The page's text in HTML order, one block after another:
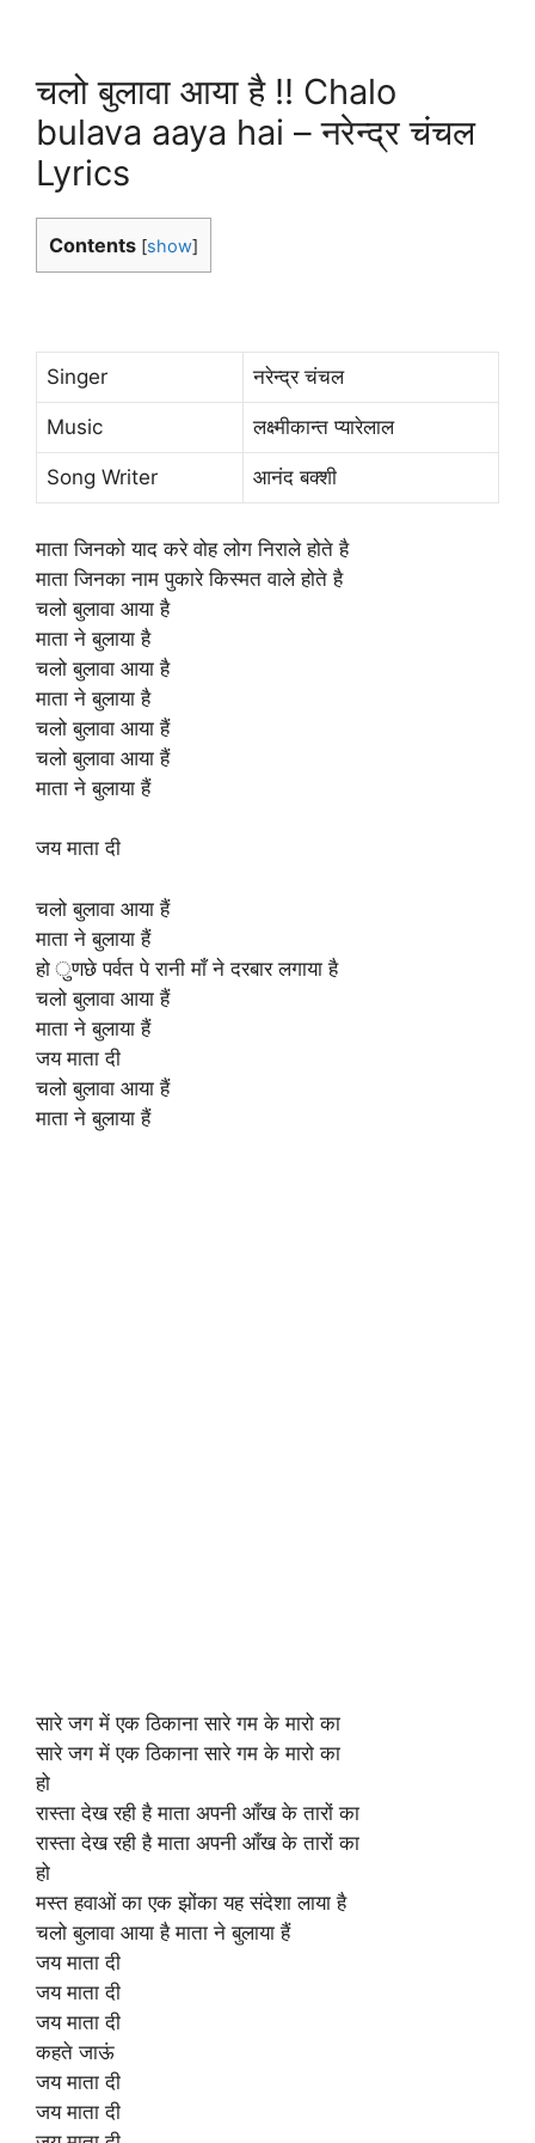
चलो बुलावा आया है !! Chalo
bulava aaya hai – नरेन्द्र चंचल
Lyrics
Contents [show]
Singer नरेन्द्र चंचल
Music लक्ष्मीकान्त प्यारेलाल
Song Writer आनंद बक्शी
माता जिनको याद करे वोह लोग निराले होते है
माता जिनका नाम पुकारे किस्मत वाले होते है
चलो बुलावा आया है
माता ने बुलाया है
चलो बुलावा आया है
माता ने बुलाया है
चलो बुलावा आया हैं
चलो बुलावा आया हैं
माता ने बुलाया हैं
जय माता दी
चलो बुलावा आया हैं
माता ने बुलाया हैं
हो ुणछे पर्वत पे रानी माँ ने दरबार लगाया है
चलो बुलावा आया हैं
माता ने बुलाया हैं
जय माता दी
चलो बुलावा आया हैं
माता ने बुलाया हैं
सारे जग में एक ठिकाना सारे गम के मारो का
सारे जग में एक ठिकाना सारे गम के मारो का
हो
रास्ता देख रही है माता अपनी आँख के तारों का
रास्ता देख रही है माता अपनी आँख के तारों का
हो
मस्त हवाओं का एक झोंका यह संदेशा लाया है
चलो बुलावा आया है माता ने बुलाया हैं
जय माता दी
जय माता दी
जय माता दी
कहते जाऊं
जय माता दी
जय माता दी